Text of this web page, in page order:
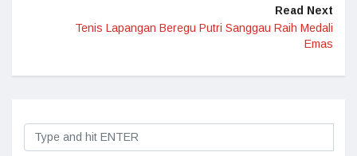
Read Next
Tenis Lapangan Beregu Putri Sanggau Raih Medali
Emas